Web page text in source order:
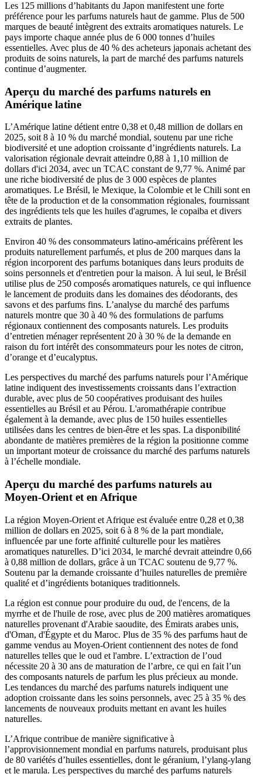
Les 125 millions d’habitants du Japon manifestent une forte
préférence pour les parfums naturels haut de gamme. Plus de 500
marques de beauté intègrent des extraits aromatiques naturels. Le
pays importe chaque année plus de 6 000 tonnes d’huiles
essentielles. Avec plus de 40 % des acheteurs japonais achetant des
produits de soins naturels, la part de marché des parfums naturels
continue d’augmenter.
Aperçu du marché des parfums naturels en
Amérique latine
L’Amérique latine détient entre 0,38 et 0,48 million de dollars en
2025, soit 8 à 10 % du marché mondial, soutenu par une riche
biodiversité et une adoption croissante d’ingrédients naturels. La
valorisation régionale devrait atteindre 0,88 à 1,10 million de
dollars d'ici 2034, avec un TCAC constant de 9,77 %. Animé par
une riche biodiversité de plus de 3 000 espèces de plantes
aromatiques. Le Brésil, le Mexique, la Colombie et le Chili sont en
tête de la production et de la consommation régionales, fournissant
des ingrédients tels que les huiles d'agrumes, le copaiba et divers
extraits de plantes.
Environ 40 % des consommateurs latino-américains préfèrent les
produits naturellement parfumés, et plus de 200 marques dans la
région incorporent des parfums botaniques dans leurs produits de
soins personnels et d'entretien pour la maison. À lui seul, le Brésil
utilise plus de 250 composés aromatiques naturels, ce qui influence
le lancement de produits dans les domaines des déodorants, des
savons et des parfums fins. L’analyse du marché des parfums
naturels montre que 30 à 40 % des formulations de parfums
régionaux contiennent des composants naturels. Les produits
d’entretien ménager représentent 20 à 30 % de la demande en
raison du fort intérêt des consommateurs pour les notes de citron,
d’orange et d’eucalyptus.
Les perspectives du marché des parfums naturels pour l’Amérique
latine indiquent des investissements croissants dans l’extraction
durable, avec plus de 50 coopératives produisant des huiles
essentielles au Brésil et au Pérou. L'aromathérapie contribue
également à la demande, avec plus de 150 huiles essentielles
utilisées dans les centres de bien-être et les spas. La disponibilité
abondante de matières premières de la région la positionne comme
un important moteur de croissance du marché des parfums naturels
à l’échelle mondiale.
Aperçu du marché des parfums naturels au
Moyen-Orient et en Afrique
La région Moyen-Orient et Afrique est évaluée entre 0,28 et 0,38
million de dollars en 2025, soit 6 à 8 % de la part mondiale,
influencée par une forte affinité culturelle pour les matières
aromatiques naturelles. D’ici 2034, le marché devrait atteindre 0,66
à 0,88 million de dollars, grâce à un TCAC soutenu de 9,77 %.
Soutenu par la demande croissante d’huiles naturelles de première
qualité et d’ingrédients botaniques traditionnels.
La région est connue pour produire du oud, de l'encens, de la
myrrhe et de l'huile de rose, avec plus de 200 matières aromatiques
naturelles provenant d'Arabie saoudite, des Émirats arabes unis,
d'Oman, d'Égypte et du Maroc. Plus de 35 % des parfums haut de
gamme vendus au Moyen-Orient contiennent des notes de fond
naturelles telles que le oud et l'ambre. L’extraction de l’oud
nécessite 20 à 30 ans de maturation de l’arbre, ce qui en fait l’un
des composants naturels de parfum les plus précieux au monde.
Les tendances du marché des parfums naturels indiquent une
adoption croissante dans les soins personnels, avec 25 à 35 % des
lancements de nouveaux produits mettant en avant les huiles
naturelles.
L’Afrique contribue de manière significative à
l’approvisionnement mondial en parfums naturels, produisant plus
de 80 variétés d’huiles essentielles, dont le géranium, l’ylang-ylang
et le marula. Les perspectives du marché des parfums naturels